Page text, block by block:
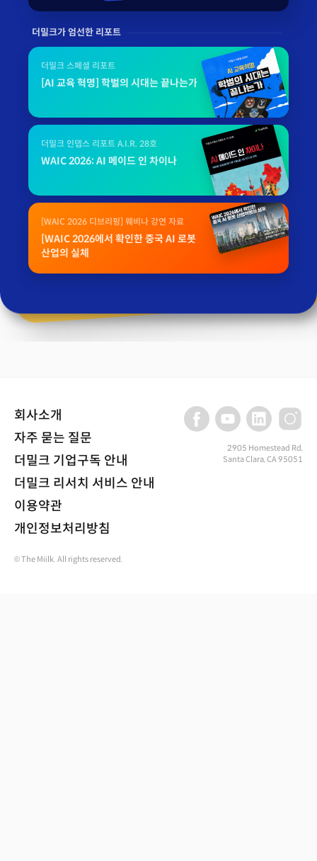
더밀크가 엄선한 리포트
더밀크 스페셜 리포트
[AI 교육 혁명] 학벌의 시대는 끝나는가
더밀크 인뎁스 리포트 A.I.R. 28호
WAIC 2026: AI 메이드 인 차이나
[WAIC 2026 디브리핑] 웨비나 강연 자료
[WAIC 2026에서 확인한 중국 AI 로봇
산업의 실체
회사소개
자주 묻는 질문
더밀크 기업구독 안내
더밀크 리서치 서비스 안내
이용약관
개인정보처리방침
2905 Homestead Rd,
Santa Clara, CA 95051
© The Miilk. All rights reserved.